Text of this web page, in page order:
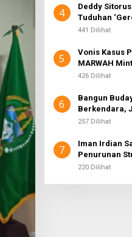
4
Deddy Sitorus
Tuduhan
Rapat Komisi
441 Dilihat
5
Vonis Kasus
MARWAH
Group
426 Dilihat
6
Bangun
Berkendara,
Campaign di
257 Dilihat
7
Iman Irdian
Penurunan
220 Dilihat